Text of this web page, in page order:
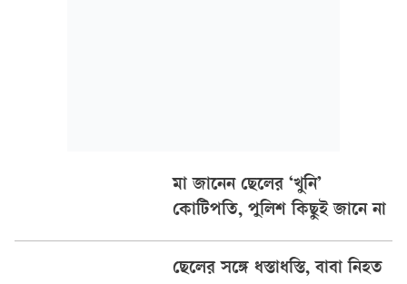
মা জানেন ছেলের ‘খুনি’
কোটিপতি, পুলিশ কিছুই জানে না
ছেলের সঙ্গে ধস্তাধস্তি, বাবা নিহত